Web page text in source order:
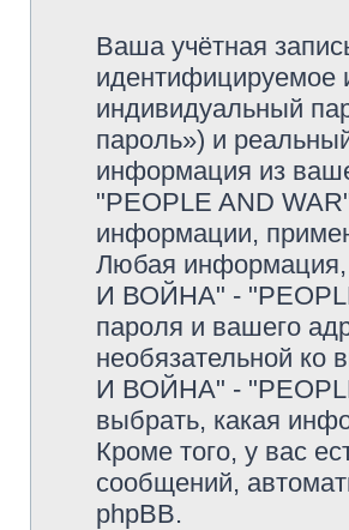
Ваша учётная
идентифицируемое
индивидуальный
пароль») и
информация из
"PEOPLE AND
информации,
Любая
И ВОЙНА" -
пароля и вашего
необязательной
И ВОЙНА" -
выбрать, какая
Кроме того, у вас
сообщений,
phpBB.